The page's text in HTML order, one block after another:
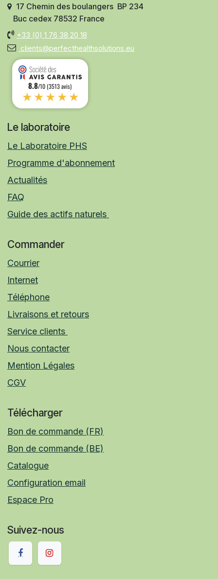
17 Chemin des boulangers BP 234
Buc cedex 78532 France
+33 (0) 1 76 38 20 18
clients@perfecthealthsolutions.eu
8.8/10 (3513 avis)
★★★★★
Le laboratoire
Le Laboratoire PHS
Programme d'abonnement
Actualités
FAQ
Guide des actifs naturels
Commander
Courrier
Internet
Téléphone
Livraisons et retours
Service clients
Nous contacter
Mention Légales
CGV
Télécharger
Bon de commande (FR)
Bon de commande (BE)
Catalogue
Configuration email
Espace Pro
Suivez-nous